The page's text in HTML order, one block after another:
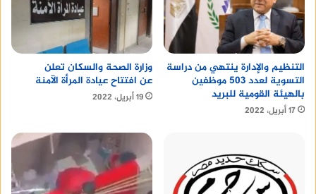
التنظيم والإدارة ينتهي من دراسة
التسوية لعدد 503 موظفين
بالهيئة القومية للبريد
17 أبريل، 2022
وزارة الصحة والسكان تعلن
عن افتتاح عيادة المرأة الآمنة
19 أبريل، 2022